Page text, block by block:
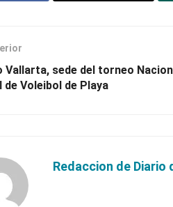
Vallarta, sede del torneo
de Voleibol de Playa
Redaccion de